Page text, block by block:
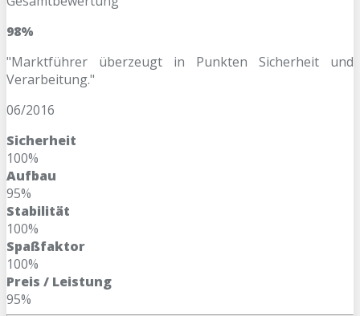
98%
"Marktführer überzeugt in Punkten Sicherheit und
Verarbeitung."
06/2016
Sicherheit
100%
Aufbau
95%
Stabilität
100%
Spaßfaktor
100%
Preis / Leistung
95%